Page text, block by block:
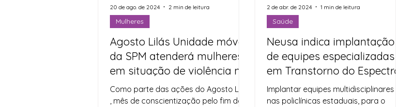
Agosto Lilás Unidade móvel
da SPM atenderá mulheres
em situação de violência na
Alba, nesta terça-feira (20),
e na Estação da Lapa, nesta
Como parte das ações do Agosto Lilás
, mês de conscientização pelo fim da
Mulheres
20 de ago. de 2024 2 min de leitura
Neusa indica implantação
de equipes especializadas
em Transtorno do Espectro
Autista nas Policlínicas
Regionais
Implantar equipes multidisciplinares
nas policlínicas estaduais, para o
Saúde
2 de abr. de 2024 1 min de leitura